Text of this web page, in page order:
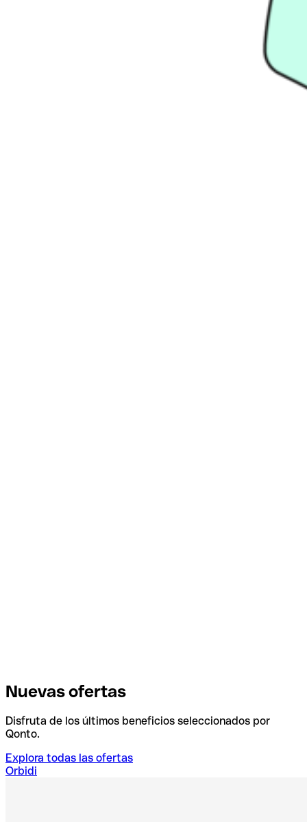
Nuevas ofertas
Disfruta de los últimos beneficios seleccionados por
Qonto.
Explora todas las ofertas
Orbidi